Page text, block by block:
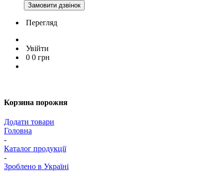
Замовити дзвінок
Перегляд
Увійти
0 0 грн
Корзина порожня
Додати товари
Головна
-
Каталог продукції
-
Зроблено в Україні